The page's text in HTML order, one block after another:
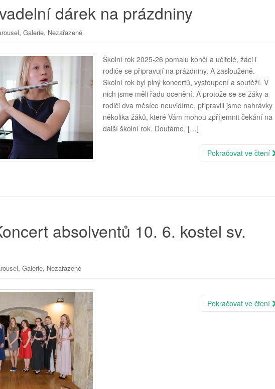
dárek na prázdniny
, Galerie, Nezařazené
Školní rok 2025-26 pomalu končí a učitelé, žáci i
rodiče se připravují na prázdniny. A zaslouženě.
Školní rok byl plný koncertů, vystoupení a soutěží. V
nich jsme měli řadu ocenění. A protože se se žáky a
rodiči dva měsíce neuvidíme, připravili jsme nahrávky
několika žáků, které Vám mohou zpříjemnit čekání na
další školní rok. Doufáme, […]
Pokračovat ve čtení
absolventů 10. 6. kostel sv.
, Galerie, Nezařazené
Pokračovat ve čtení